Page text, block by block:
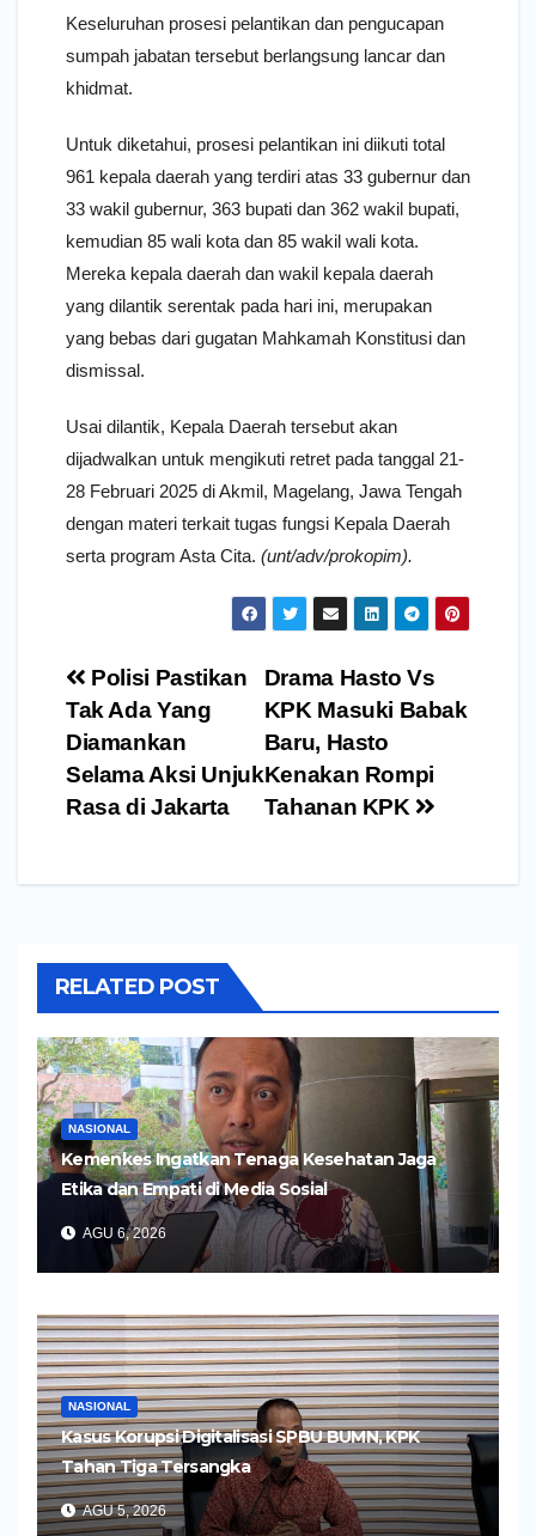
Keseluruhan prosesi pelantikan dan pengucapan
sumpah jabatan tersebut berlangsung lancar dan
khidmat.
Untuk diketahui, prosesi pelantikan ini diikuti total
961 kepala daerah yang terdiri atas 33 gubernur dan
33 wakil gubernur, 363 bupati dan 362 wakil bupati,
kemudian 85 wali kota dan 85 wakil wali kota.
Mereka kepala daerah dan wakil kepala daerah
yang dilantik serentak pada hari ini, merupakan
yang bebas dari gugatan Mahkamah Konstitusi dan
dismissal.
Usai dilantik, Kepala Daerah tersebut akan
dijadwalkan untuk mengikuti retret pada tanggal 21-
28 Februari 2025 di Akmil, Magelang, Jawa Tengah
dengan materi terkait tugas fungsi Kepala Daerah
serta program Asta Cita. (unt/adv/prokopim).
Navigasi
pos
Drama Hasto Vs
KPK Masuki Babak
Baru, Hasto
Kenakan Rompi
Tahanan KPK
Polisi Pastikan
Tak Ada Yang
Diamankan
Selama Aksi Unjuk
Rasa di Jakarta
RELATED POST
NASIONAL
Kemenkes Ingatkan Tenaga Kesehatan Jaga
Etika dan Empati di Media Sosial
AGU 6, 2026
NASIONAL
Kasus Korupsi Digitalisasi SPBU BUMN, KPK
Tahan Tiga Tersangka
AGU 5, 2026